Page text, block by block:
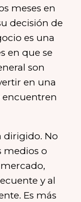
meses en
decisión de
es una
en que se
son
en una
encuentren
dirigido. No
medios o
y al
Es más